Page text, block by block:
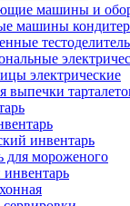
машины и
машины
электрические
выпечки
инвентарь
для мороженого